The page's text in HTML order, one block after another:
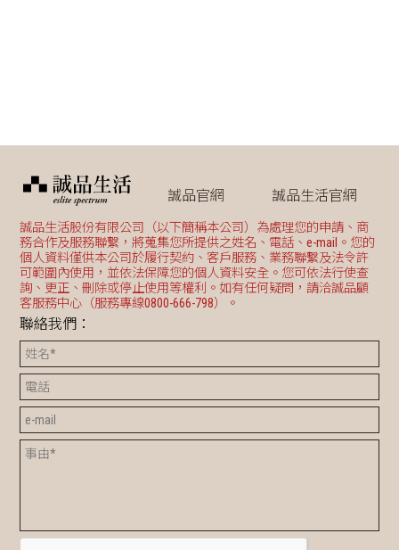
誠品官網 誠品生活官網
誠品生活股份有限公司（以下簡稱本公司）為處理您的申請、商
務合作及服務聯繫，將蒐集您所提供之姓名、電話、e-mail。您的
個人資料僅供本公司於履行契約、客戶服務、業務聯繫及法令許
可範圍內使用，並依法保障您的個人資料安全。您可依法行使查
詢、更正、刪除或停止使用等權利。如有任何疑問，請洽誠品顧
客服務中心（服務專線0800-666-798）。
聯絡我們：